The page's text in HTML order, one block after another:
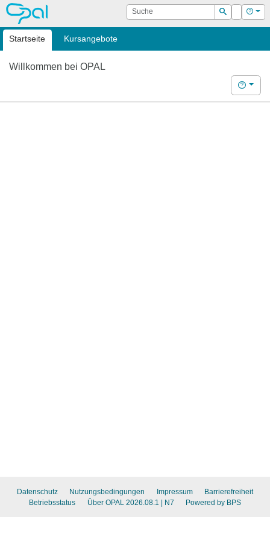
OPAL Suche
Suchen
Login Hilfe
Startseite Kursangebote
Willkommen bei OPAL
Hilfe
Datenschutz Nutzungsbedingungen Impressum
Barrierefreiheit
Betriebsstatus
Über OPAL 2026.08.1 | N7 Powered by BPS